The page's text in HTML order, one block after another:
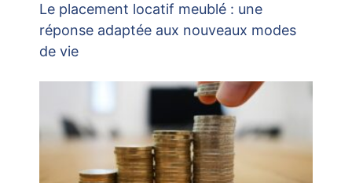
Le placement locatif meublé : une
réponse adaptée aux nouveaux modes
de vie